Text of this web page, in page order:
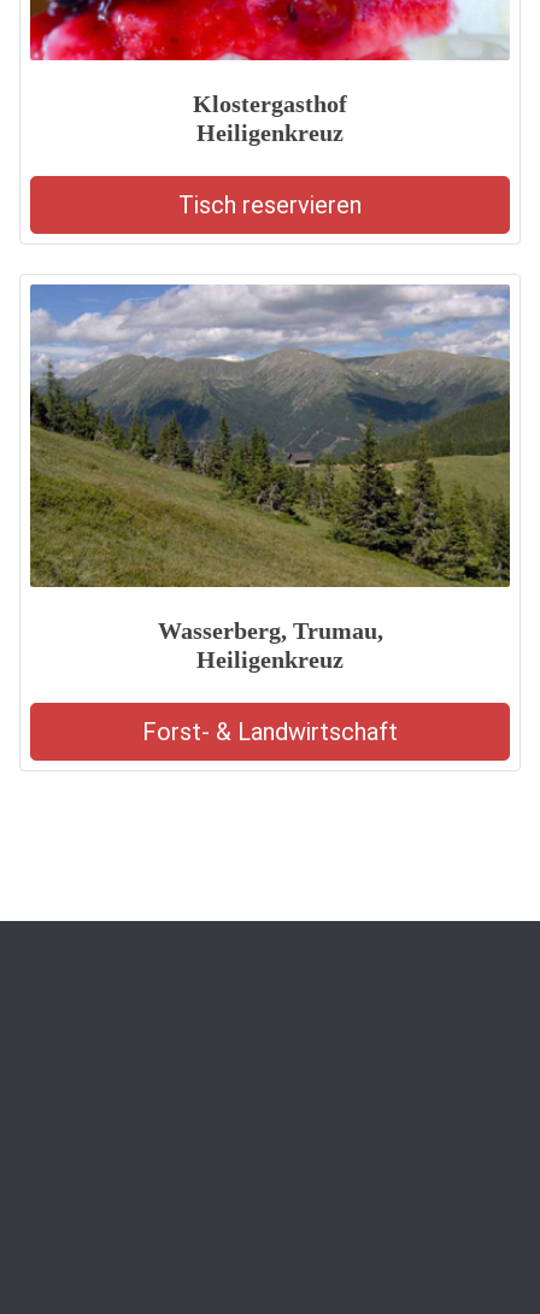
Klostergasthof
Heiligenkreuz
Tisch reservieren
Wasserberg, Trumau,
Heiligenkreuz
Forst- & Landwirtschaft